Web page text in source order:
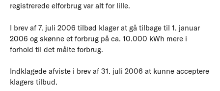
registrerede elforbrug var alt for lille.
I brev af 7. juli 2006 tilbød klager at gå tilbage til 1. januar
2006 og skønne et forbrug på ca. 10.000 kWh mere i
forhold til det målte forbrug.
Indklagede afviste i brev af 31. juli 2006 at kunne acceptere
klagers tilbud.